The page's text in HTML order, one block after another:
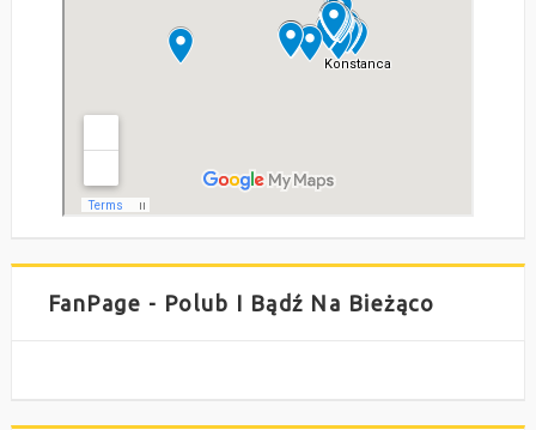
FanPage - Polub I Bądź Na Bieżąco